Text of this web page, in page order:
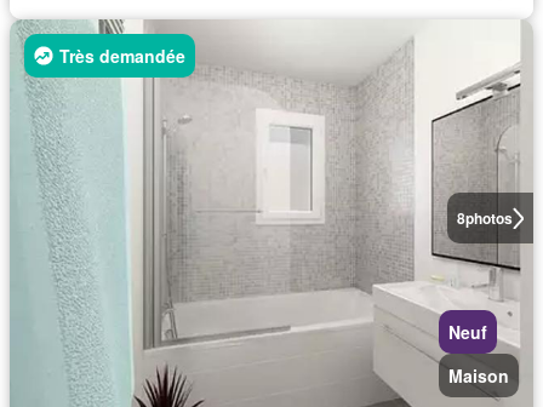
8photos
Très demandée
Neuf
Maison